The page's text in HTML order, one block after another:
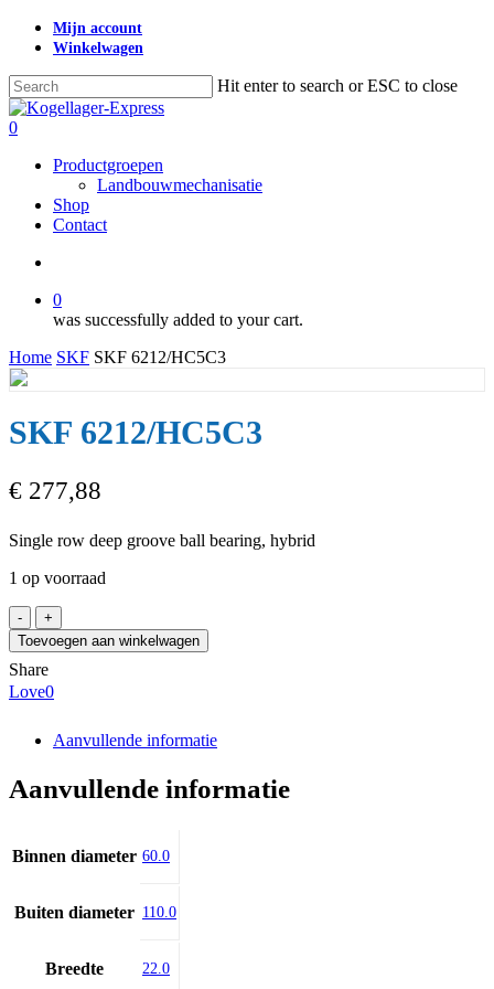
Skip
content
Mijn account
Winkelwagen
Hit enter to search or ESC to close
Close
Search
search
0
Productgroepen
Landbouwmechanisatie
Shop
Contact
0
was successfully added to your cart.
Home SKF SKF 6212/HC5C3
SKF 6212/HC5C3
€ 277,88
Single row deep groove ball bearing, hybrid
1 op voorraad
SKF
6212/HC5C3
aantal
Toevoegen aan winkelwagen
Share
Love0
Aanvullende informatie
Aanvullende informatie
Binnen diameter 60.0
Buiten diameter 110.0
Breedte 22.0